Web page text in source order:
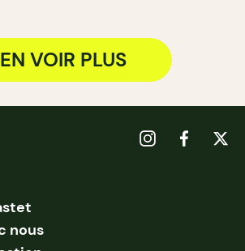
EN VOIR PLUS
nous